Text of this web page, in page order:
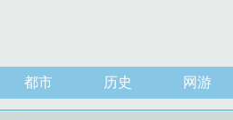
都市 历史 网游